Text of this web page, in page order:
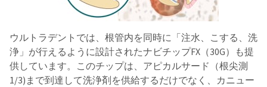
ウルトラデントでは、 根管内を同時に「注水、こする、洗
浄」が行えるように設計されたナビチップFX（30G）も提
供しています。このチップは、アピカルサード（根尖測
1/3)まで到達して洗浄剤を供給するだけでなく、カニュー